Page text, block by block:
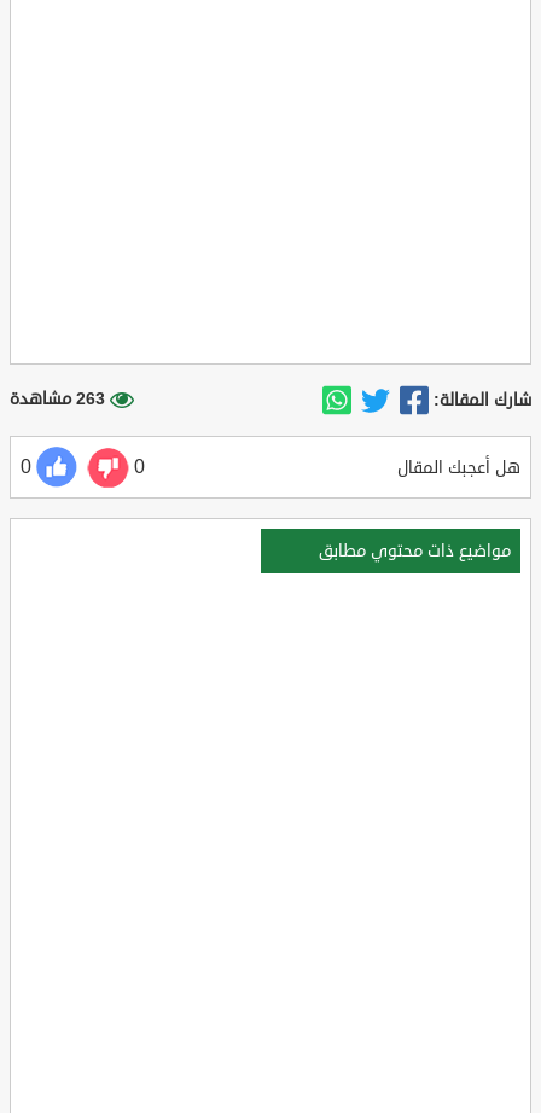
شارك المقالة: 263 مشاهدة
هل أعجبك المقال 0
0
مواضيع ذات محتوي مطابق